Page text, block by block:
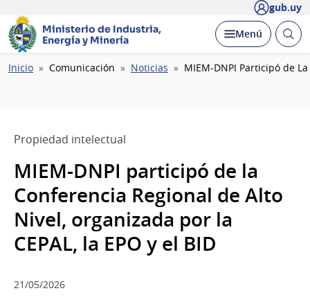
gub.uy
Ministerio de Industria,
Energía y Minería
Desplegar
Menú Abrir
Ruta
Inicio Comunicación Noticias MIEM-DNPI Participó de
Propiedad intelectual
MIEM-DNPI participó de la
Conferencia Regional de Alto
Nivel, organizada por la
CEPAL, la EPO y el BID
21/05/2026